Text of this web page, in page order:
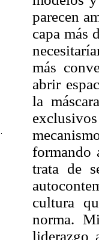
parecen
capa más
más
abrir
la
formando
trata de
cultura
norma.
liderazgo